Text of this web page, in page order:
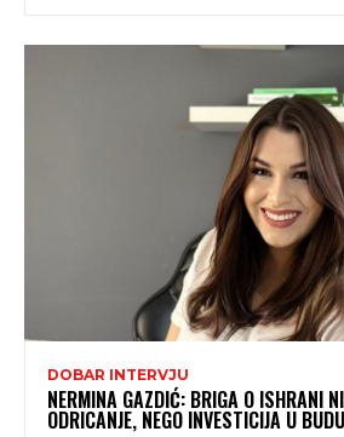
DOBAR INTERVJU
NERMINA GAZDIĆ: BRIGA O ISHRANI
ODRICANJE, NEGO INVESTICIJA U